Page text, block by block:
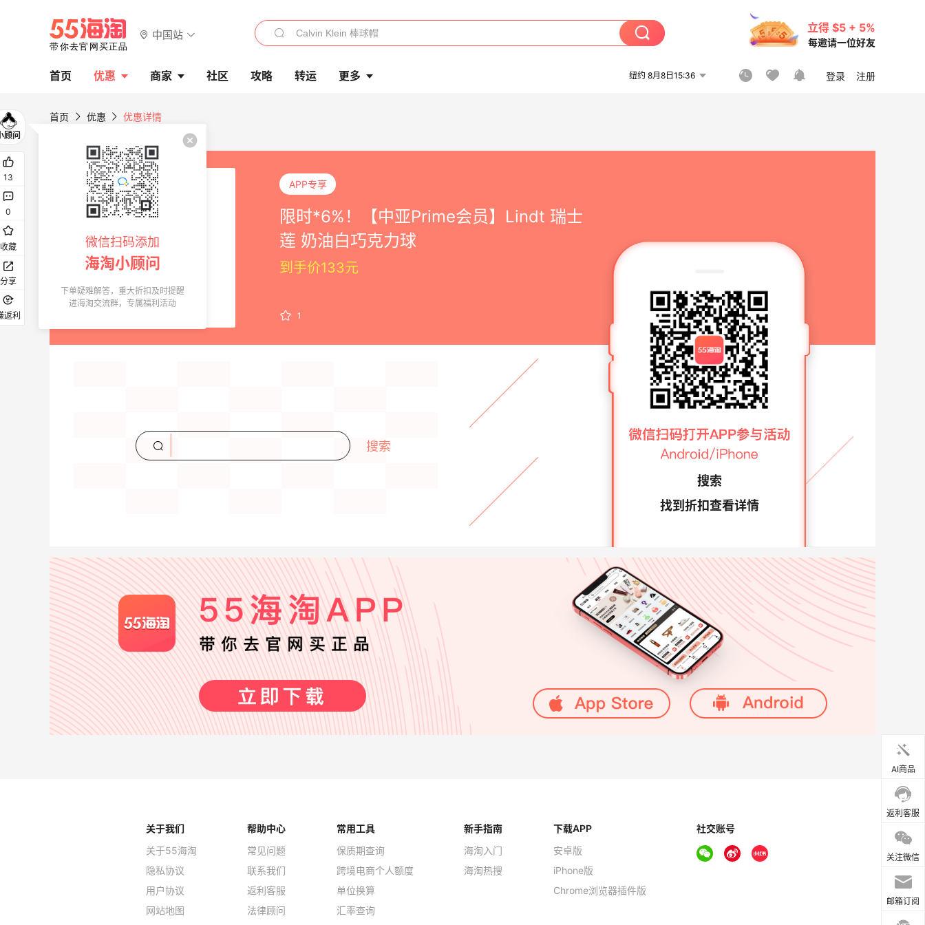
中国站
立得 $5 + 5%
每邀请一位好友
首页 优惠 商家 社区 攻略 转运 更多 纽约 8月8日15:36 登录 注册
首页 优惠 优惠详情
APP专享
限时*6%！【中亚Prime会员】Lindt 瑞士
莲 奶油白巧克力球
到手价133元
1
搜索
找到折扣查看详情
13
0
收藏
分享
返利
AI商品
返利客服
关注微信
邮箱订阅
关于我们
关于55海淘
隐私协议
用户协议
网站地图
帮助中心
常见问题
联系我们
返利客服
法律顾问
常用工具
保质期查询
跨境电商个人额度
单位换算
汇率查询
新手指南
海淘入门
海淘热搜
下载APP
安卓版
iPhone版
Chrome浏览器插件版
社交账号
微信扫码添加
海淘小顾问
下单疑难解答，重大折扣及时提醒
进海淘交流群，专属福利活动